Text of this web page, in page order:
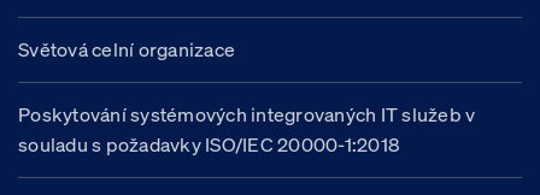
Světová celní organizace
Poskytování systémových integrovaných IT služeb v
souladu s požadavky ISO/IEC 20000-1:2018